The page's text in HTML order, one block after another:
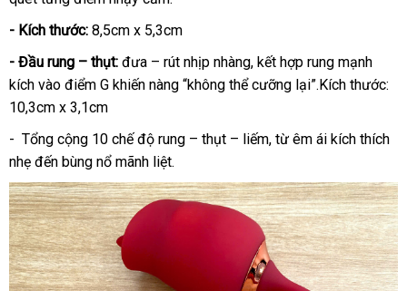
- Kích thước: 8,5cm x 5,3cm
- Đầu rung – thụt: đưa – rút nhịp nhàng, kết hợp rung mạnh
kích vào điểm G khiến nàng “không thể cưỡng lại”.Kích thước:
10,3cm x 3,1cm
- Tổng cộng 10 chế độ rung – thụt – liếm, từ êm ái kích thích
nhẹ đến bùng nổ mãnh liệt.